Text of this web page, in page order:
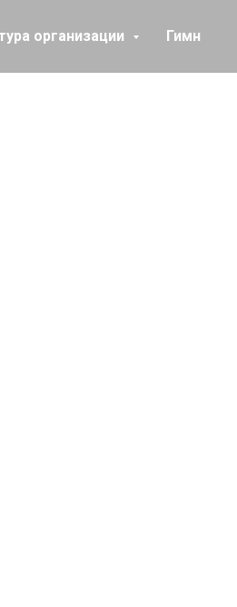
организации Гимн